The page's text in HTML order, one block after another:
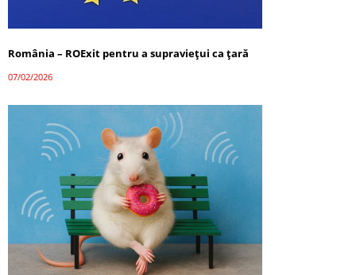
România – ROExit pentru a supraviețui ca țară
07/02/2026